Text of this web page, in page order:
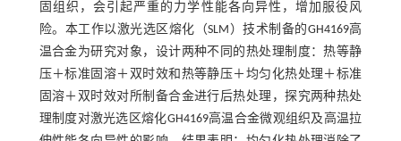
固组织，会引起严重的力学性能各向异性，增加服役风
险。本工作以激光选区熔化（SLM）技术制备的GH4169高
温合金为研究对象，设计两种不同的热处理制度：热等静
压＋标准固溶＋双时效和热等静压＋均匀化热处理＋标准
固溶＋双时效对所制备合金进行后热处理，探究两种热处
理制度对激光选区熔化GH4169高温合金微观组织及高温拉